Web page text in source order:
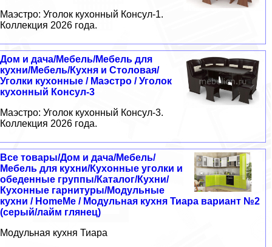
Маэстро: Уголок кухонный Консул-1.
Коллекция 2026 года.
Дом и дача/Мебель/Мебель для
кухни/Мебель/Кухня и Столовая/
Уголки кухонные / Маэстро / Уголок
кухонный Консул-3
Маэстро: Уголок кухонный Консул-3.
Коллекция 2026 года.
Все товары/Дом и дача/Мебель/
Мебель для кухни/Кухонные уголки и
обеденные группы/Каталог/Кухни/
Кухонные гарнитуры/Модульные
кухни / HomeMe / Модульная кухня Тиара вариант №2
(серый/лайм глянец)
Модульная кухня Тиара